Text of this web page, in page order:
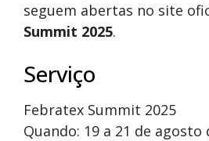
seguem abertas no site
Summit 2025.
Serviço
Febratex Summit 2025
Quando: 19 a 21 de agosto